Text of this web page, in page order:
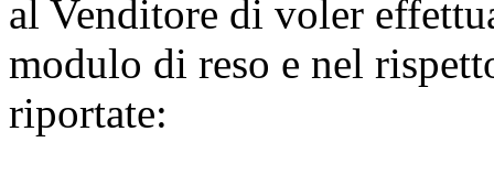
al Venditore di voler
modulo di reso e nel
riportate: